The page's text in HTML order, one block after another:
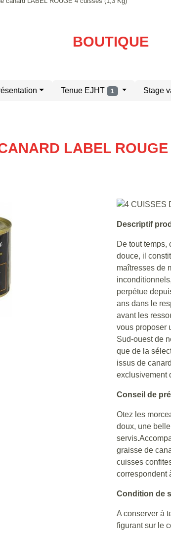
BOUTIQUE
Tenue EJHT 1 Stage
LABEL
Descriptif
De tout temps,
douce, il
maîtresses de
perpétue
ans dans le
avant les
vous proposer
Sud-ouest de
que de la
issus de
exclusivement
Conseil de
Otez les
doux, une
graisse de
cuisses
correspondent
Condition de
A conserver à
figurant sur le